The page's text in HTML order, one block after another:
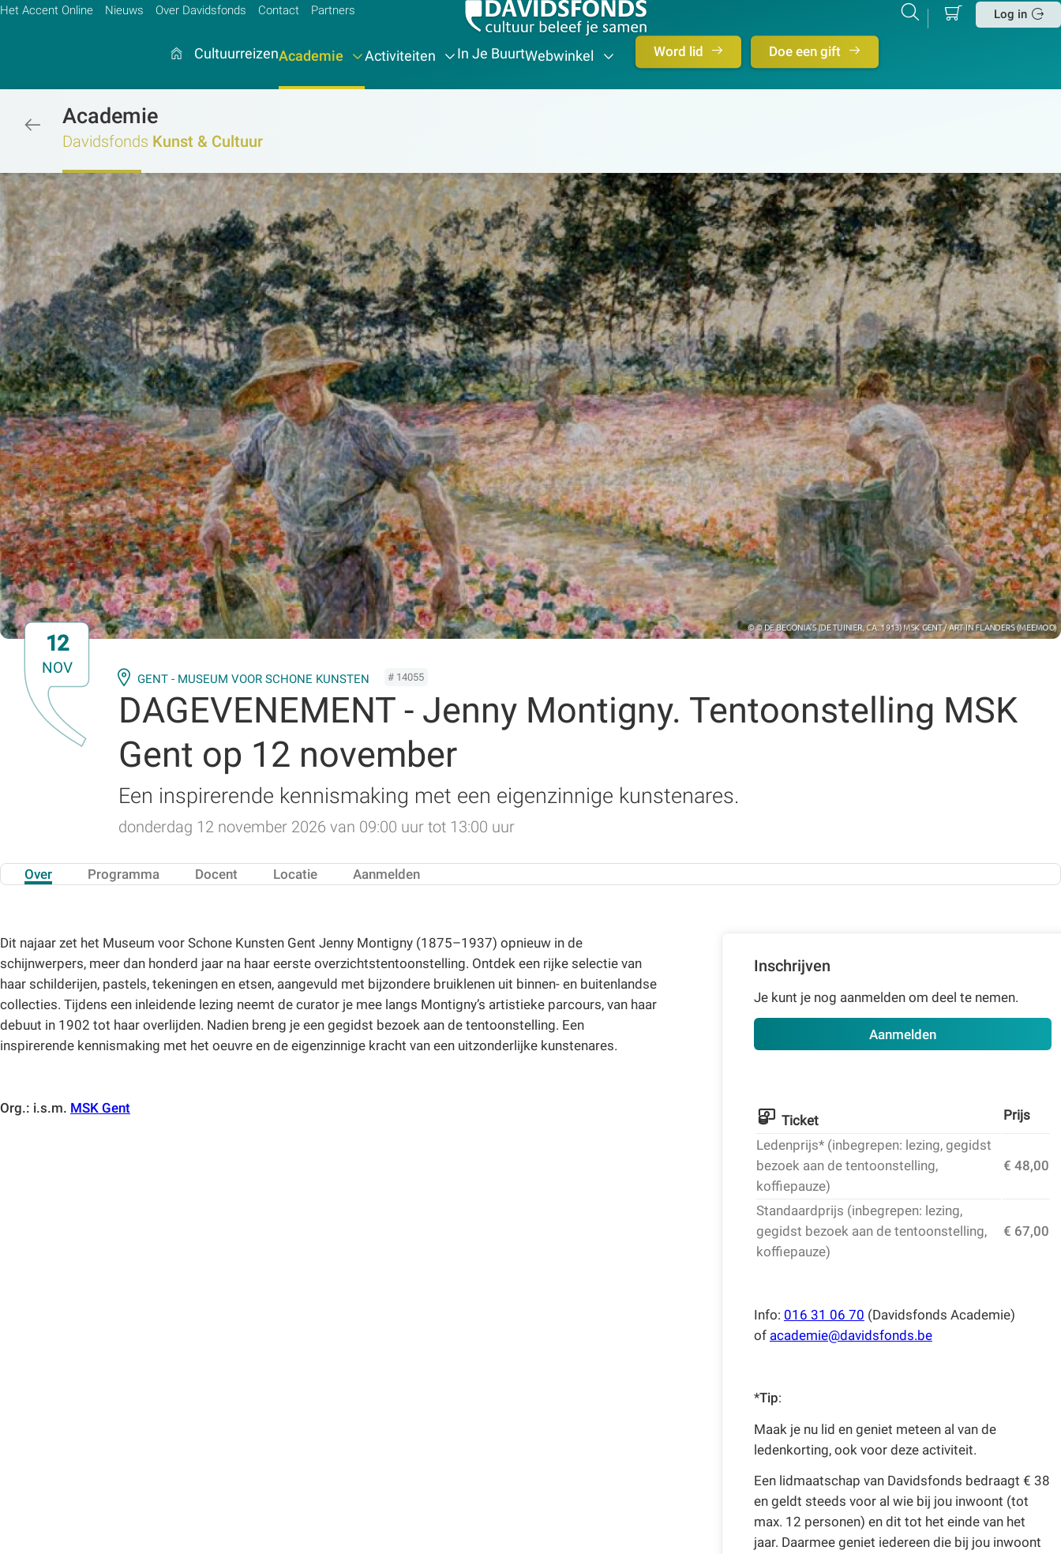
Het Accent Online Nieuws Over Davidsfonds Contact Partners Zoeken
Mijn
winkelmand
BetalenLog in
CultuurreizenAcademie Activiteiten In Je BuurtWebwinkel Word lid Doe een gift
/academie/kunst-cultuur/kunst-cultuur
Academie
Davidsfonds Kunst & Cultuur
12
NOV
GENT - MUSEUM VOOR SCHONE KUNSTEN # 14055
DAGEVENEMENT - Jenny Montigny. Tentoonstelling MSK
Gent op 12 november
Een inspirerende kennismaking met een eigenzinnige kunstenares.
donderdag 12 november 2026 van 09:00 uur tot 13:00 uur
Over Programma Docent Locatie Aanmelden
Dit najaar zet het Museum voor Schone Kunsten Gent Jenny Montigny (1875–1937) opnieuw in de
schijnwerpers, meer dan honderd jaar na haar eerste overzichtstentoonstelling. Ontdek een rijke selectie van
haar schilderijen, pastels, tekeningen en etsen, aangevuld met bijzondere bruiklenen uit binnen- en buitenlandse
collecties. Tijdens een inleidende lezing neemt de curator je mee langs Montigny’s artistieke parcours, van haar
debuut in 1902 tot haar overlijden. Nadien breng je een gegidst bezoek aan de tentoonstelling. Een
inspirerende kennismaking met het oeuvre en de eigenzinnige kracht van een uitzonderlijke kunstenares.
Org.: i.s.m. MSK Gent
Inschrijven
Je kunt je nog aanmelden om deel te nemen.
Aanmelden
Ticket
Prijs
Ledenprijs* (inbegrepen: lezing, gegidst
bezoek aan de tentoonstelling,
koffiepauze)
€ 48,00
Standaardprijs (inbegrepen: lezing,
gegidst bezoek aan de tentoonstelling,
koffiepauze)
€ 67,00
Info: 016 31 06 70 (Davidsfonds Academie)
of academie@davidsfonds.be
*Tip:
Maak je nu lid en geniet meteen al van de
ledenkorting, ook voor deze activiteit.
Een lidmaatschap van Davidsfonds bedraagt € 38
en geldt steeds voor al wie bij jou inwoont (tot
max. 12 personen) en dit tot het einde van het
jaar. Daarmee geniet iedereen die bij jou inwoont
Zoek:
Zoeken